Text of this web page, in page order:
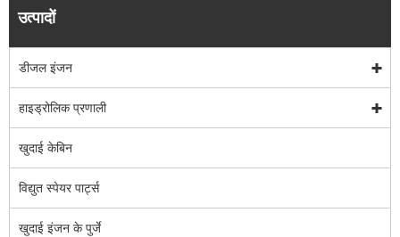
उत्पादों
डीजल इंजन
हाइड्रोलिक प्रणाली
खुदाई केबिन
विद्युत स्पेयर पार्ट्स
खुदाई इंजन के पुर्जे